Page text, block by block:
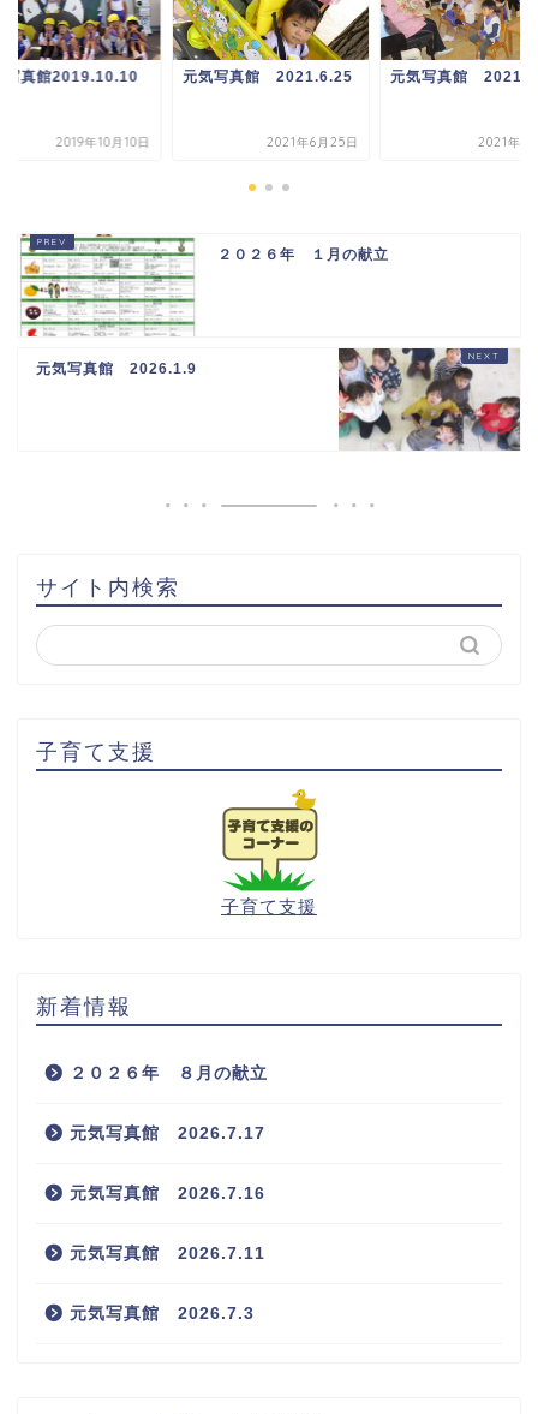
写真館2019.10.10
2019年10月10日
元気写真館 2021.6.25
2021年6月25日
元気写真館
2021年1
２０２６年 １月の献立
元気写真館 2026.1.9
サイト内検索
子育て支援
子育て支援
新着情報
２０２６年 ８月の献立
元気写真館 2026.7.17
元気写真館 2026.7.16
元気写真館 2026.7.11
元気写真館 2026.7.3